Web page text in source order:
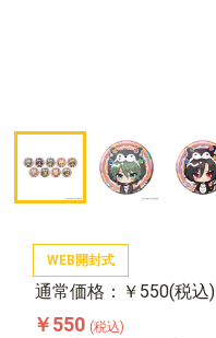
WEB開封式
通常価格：￥550(税込)
￥550 (税込)